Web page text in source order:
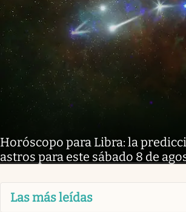
Horóscopo para Libra: la
astros para este sábado 8 de
Las más leídas